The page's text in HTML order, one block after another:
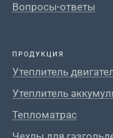
Вопросы-ответы
ПРОДУКЦИЯ
Утеплитель
Утеплитель
Тепломатрас